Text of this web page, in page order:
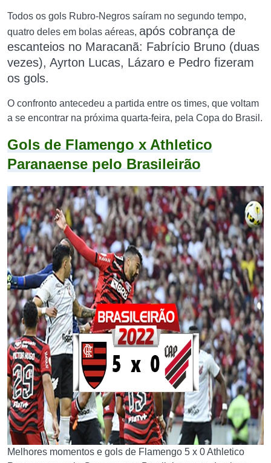
Todos os gols Rubro-Negros saíram no segundo tempo,
quatro deles em bolas aéreas, após cobrança de
escanteios no Maracanã: Fabrício Bruno (duas
vezes), Ayrton Lucas, Lázaro e Pedro fizeram
os gols.
O confronto antecedeu a partida entre os times, que voltam
a se encontrar na próxima quarta-feira, pela Copa do Brasil.
Gols de Flamengo x Athletico
Paranaense pelo Brasileirão
Melhores momentos e gols de Flamengo 5 x 0 Athletico